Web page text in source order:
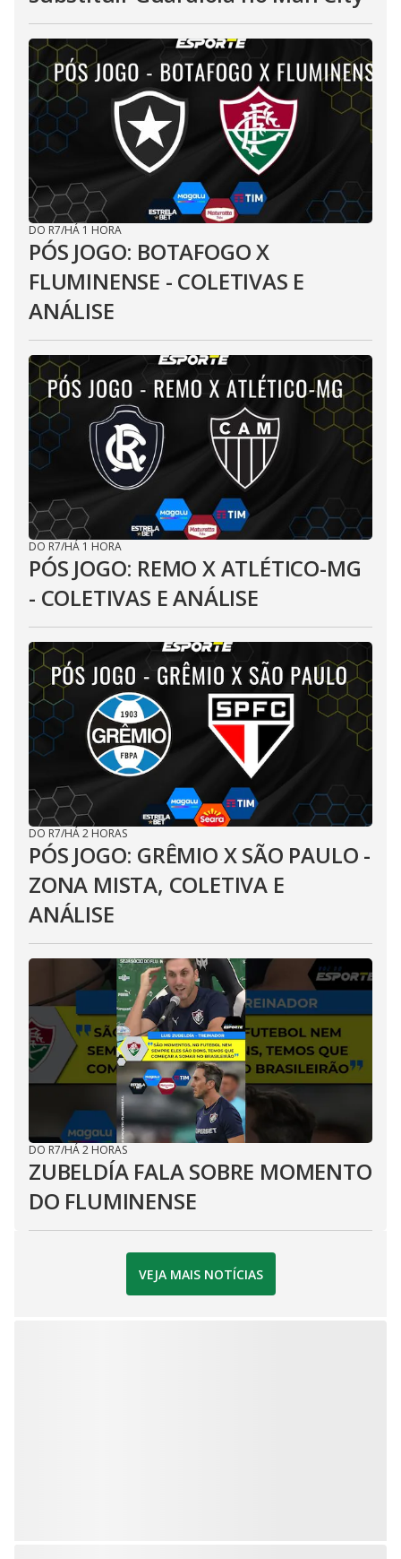
DO R7/HÁ 1 HORA
PÓS JOGO: BOTAFOGO X
FLUMINENSE - COLETIVAS E
ANÁLISE
DO R7/HÁ 1 HORA
PÓS JOGO: REMO X ATLÉTICO-MG
- COLETIVAS E ANÁLISE
DO R7/HÁ 2 HORAS
PÓS JOGO: GRÊMIO X SÃO PAULO -
ZONA MISTA, COLETIVA E
ANÁLISE
DO R7/HÁ 2 HORAS
ZUBELDÍA FALA SOBRE MOMENTO
DO FLUMINENSE
VEJA MAIS NOTÍCIAS